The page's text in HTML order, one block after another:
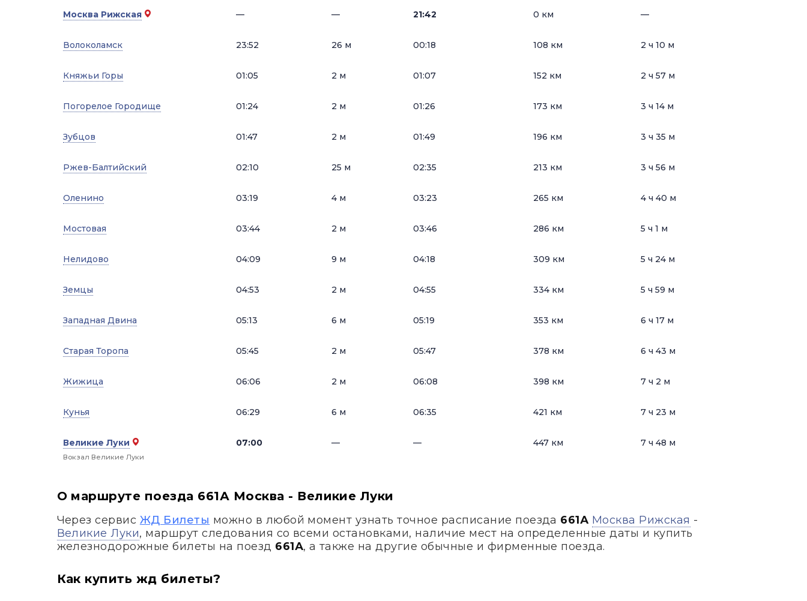
Москва Рижская — — 21:42 0 км —
Волоколамск 23:52 26 м 00:18 108 км 2 ч 10 м
Княжьи Горы 01:05 2 м 01:07 152 км 2 ч 57 м
Погорелое Городище 01:24 2 м 01:26 173 км 3 ч 14 м
Зубцов 01:47 2 м 01:49 196 км 3 ч 35 м
Ржев-Балтийский 02:10 25 м 02:35 213 км 3 ч 56 м
Оленино 03:19 4 м 03:23 265 км 4 ч 40 м
Мостовая 03:44 2 м 03:46 286 км 5 ч 1 м
Нелидово 04:09 9 м 04:18 309 км 5 ч 24 м
Земцы 04:53 2 м 04:55 334 км 5 ч 59 м
Западная Двина 05:13 6 м 05:19 353 км 6 ч 17 м
Старая Торопа 05:45 2 м 05:47 378 км 6 ч 43 м
Жижица 06:06 2 м 06:08 398 км 7 ч 2 м
Кунья 06:29 6 м 06:35 421 км 7 ч 23 м
Великие Луки
Вокзал Великие Луки
07:00 — — 447 км 7 ч 48 м
О маршруте поезда 661А Москва - Великие Луки
Через сервис ЖД Билеты можно в любой момент узнать точное расписание поезда 661А Москва Рижская -
Великие Луки, маршрут следования со всеми остановками, наличие мест на определенные даты и купить
железнодорожные билеты на поезд 661А, а также на другие обычные и фирменные поезда.
Как купить жд билеты?